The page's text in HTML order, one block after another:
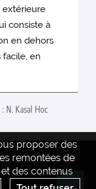
extérieure
consiste à
en dehors
en
N. Kasal Hoc
proposer des
remontées de
des contenus
www.inrae.fr